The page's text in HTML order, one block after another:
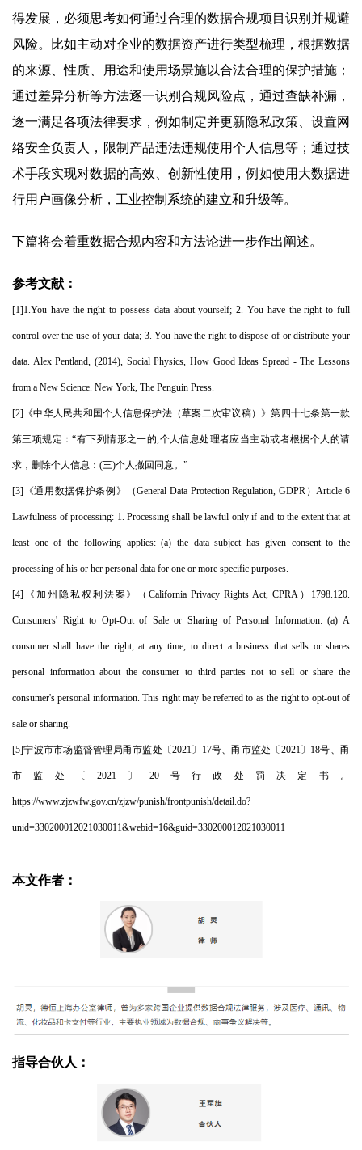
得发展，必须思考如何通过合理的数据合规项目识别并规避
风险。比如主动对企业的数据资产进行类型梳理，根据数据
的来源、性质、用途和使用场景施以合法合理的保护措施；
通过差异分析等方法逐一识别合规风险点，通过查缺补漏，
逐一满足各项法律要求，例如制定并更新隐私政策、设置网
络安全负责人，限制产品违法违规使用个人信息等；通过技
术手段实现对数据的高效、创新性使用，例如使用大数据进
行用户画像分析，工业控制系统的建立和升级等。
下篇将会着重数据合规内容和方法论进一步作出阐述。
参考文献：
[1]1.You have the right to possess data about yourself; 2. You have the right to full
control over the use of your data; 3. You have the right to dispose of or distribute your
data. Alex Pentland, (2014), Social Physics, How Good Ideas Spread - The Lessons
from a New Science. New York, The Penguin Press.
[2]《中华人民共和国个人信息保护法（草案二次审议稿）》第四十七条第一款
第三项规定：“有下列情形之一的,个人信息处理者应当主动或者根据个人的请
求，删除个人信息：(三)个人撤回同意。”
[3]《通用数据保护条例》（General Data Protection Regulation, GDPR）Article 6
Lawfulness of processing: 1. Processing shall be lawful only if and to the extent that at
least one of the following applies: (a) the data subject has given consent to the
processing of his or her personal data for one or more specific purposes.
[4]《加州隐私权利法案》（California Privacy Rights Act, CPRA）1798.120.
Consumers' Right to Opt-Out of Sale or Sharing of Personal Information: (a) A
consumer shall have the right, at any time, to direct a business that sells or shares
personal information about the consumer to third parties not to sell or share the
consumer's personal information. This right may be referred to as the right to opt-out of
sale or sharing.
[5]宁波市市场监督管理局甬市监处〔2021〕17号、甬市监处〔2021〕18号、甬
市监处〔2021〕20号行政处罚决定书。
https://www.zjzwfw.gov.cn/zjzw/punish/frontpunish/detail.do?
unid=330200012021030011&webid=16&guid=330200012021030011
本文作者：
指导合伙人：